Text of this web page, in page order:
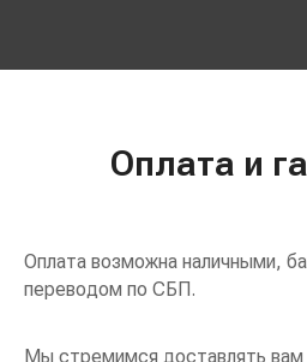
Оплата и
Оплата возможна наличными,
переводом по СБП.
Мы стремимся доставлять вам